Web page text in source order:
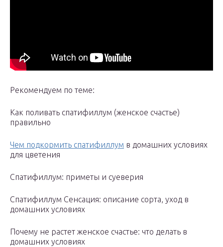
Рекомендуем по теме:
Как поливать спатифиллум (женское счастье)
правильно
Чем подкормить спатифиллум в домашних условиях
для цветения
Спатифиллум: приметы и суеверия
Спатифиллум Сенсация: описание сорта, уход в
домашних условиях
Почему не растет женское счастье: что делать в
домашних условиях